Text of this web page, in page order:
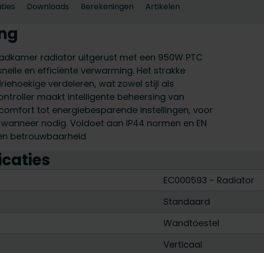
Downloads Berekeningen Artikelen
radiator uitgerust met een 950W PTC
en efficiënte verwarming. Het strakke
verdeleren, wat zowel stijl als
maakt intelligente beheersing van
tot energiebesparende instellingen, voor
nodig. Voldoet aan IP44 normen en EN
betrouwbaarheid
EC000593 - Radiator
Standaard
Wandtoestel
Verticaal